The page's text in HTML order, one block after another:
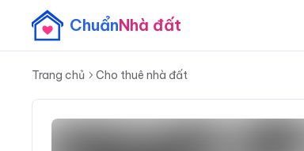
ChuẩnNhà đất
Trang chủ Cho thuê nhà đất